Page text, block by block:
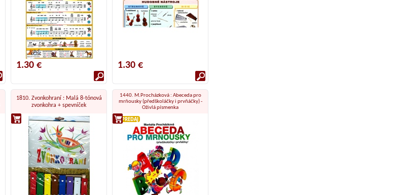
1.30 € 1.30 €
1810. Zvonkohraní : Malá 8-tónová
zvonkohra + spevníček
1440. M.Procházková : Abeceda pro
mrňousky (předškoláčky i prvňáčky) -
Oživlá písmenka
VÝPREDAJ